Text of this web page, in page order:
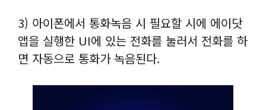
3) 아이폰에서 통화녹음 시 필요할 시에 에이닷
앱을 실행한 UI에 있는 전화를 눌러서 전화를 하
면 자동으로 통화가 녹음된다.